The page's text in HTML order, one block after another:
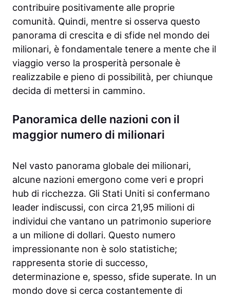
contribuire positivamente alle proprie
comunità. Quindi, mentre si osserva questo
panorama di crescita e di sfide nel mondo dei
milionari, è fondamentale tenere a mente che il
viaggio verso la prosperità personale è
realizzabile e pieno di possibilità, per chiunque
decida di mettersi in cammino.
Panoramica delle nazioni con il
maggior numero di milionari
Nel vasto panorama globale dei milionari,
alcune nazioni emergono come veri e propri
hub di ricchezza. Gli Stati Uniti si confermano
leader indiscussi, con circa 21,95 milioni di
individui che vantano un patrimonio superiore
a un milione di dollari. Questo numero
impressionante non è solo statistiche;
rappresenta storie di successo,
determinazione e, spesso, sfide superate. In un
mondo dove si cerca costantemente di